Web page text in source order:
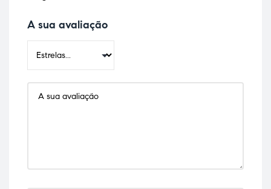
A sua avaliação